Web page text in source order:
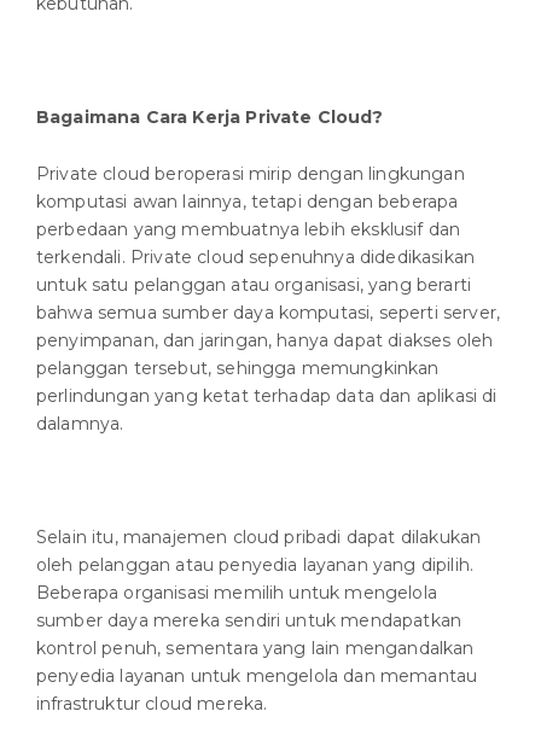
Bagaimana Cara Kerja Private Cloud?
Private cloud beroperasi mirip dengan lingkungan
komputasi awan lainnya, tetapi dengan beberapa
perbedaan yang membuatnya lebih eksklusif dan
terkendali. Private cloud sepenuhnya didedikasikan
untuk satu pelanggan atau organisasi, yang berarti
bahwa semua sumber daya komputasi, seperti server,
penyimpanan, dan jaringan, hanya dapat diakses oleh
pelanggan tersebut, sehingga memungkinkan
perlindungan yang ketat terhadap data dan aplikasi di
dalamnya.
Selain itu, manajemen cloud pribadi dapat dilakukan
oleh pelanggan atau penyedia layanan yang dipilih.
Beberapa organisasi memilih untuk mengelola
sumber daya mereka sendiri untuk mendapatkan
kontrol penuh, sementara yang lain mengandalkan
penyedia layanan untuk mengelola dan memantau
infrastruktur cloud mereka.